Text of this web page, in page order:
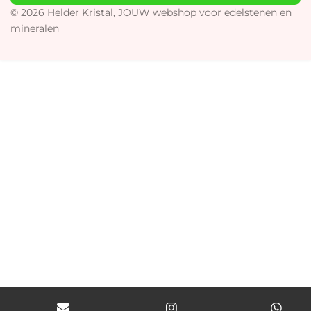
r
o
p
© 2026 Helder Kristal, JOUW webshop voor edelstenen en
mineralen